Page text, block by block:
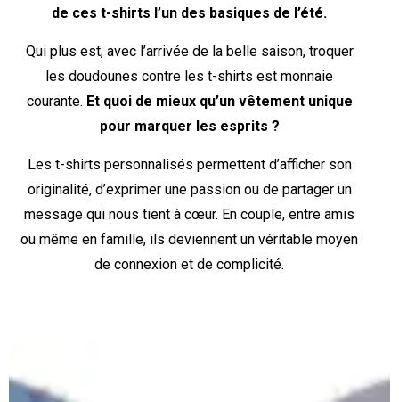
de ces t-shirts l’un des basiques de l’été.
Qui plus est, avec l’arrivée de la belle saison, troquer
les doudounes contre les t-shirts est monnaie
courante. Et quoi de mieux qu’un vêtement unique
pour marquer les esprits ?
Les t-shirts personnalisés permettent d’afficher son
originalité, d’exprimer une passion ou de partager un
message qui nous tient à cœur. En couple, entre amis
ou même en famille, ils deviennent un véritable moyen
de connexion et de complicité.